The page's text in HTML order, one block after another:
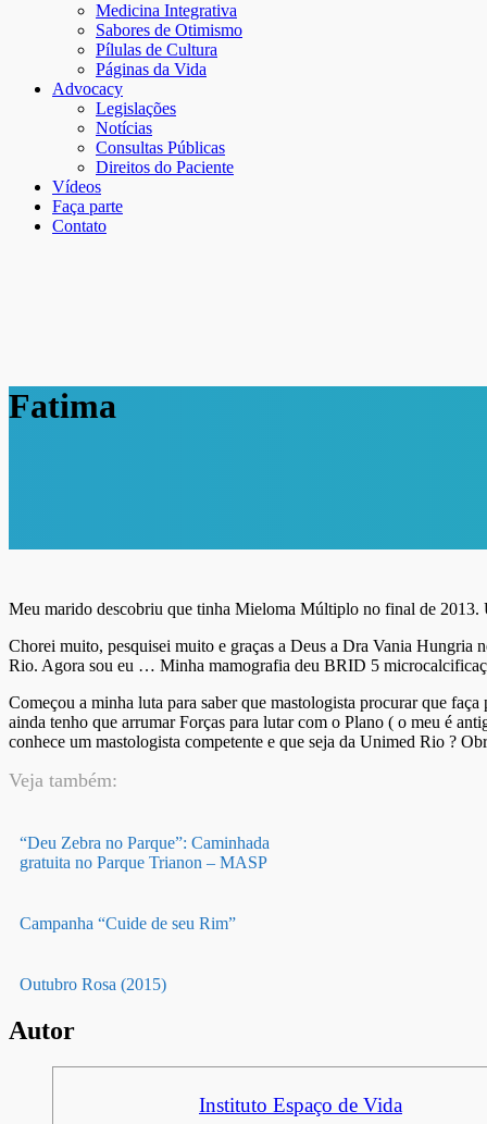
Medicina Integrativa
Sabores de Otimismo
Pílulas de Cultura
Páginas da Vida
Advocacy
Legislações
Notícias
Consultas Públicas
Direitos do Paciente
Vídeos
Faça parte
Contato
Fatima
Meu marido descobriu que tinha Mieloma Múltiplo no final de 2013.
Chorei muito, pesquisei muito e graças a Deus a Dra Vania Hungria
Rio. Agora sou eu … Minha mamografia deu BRID 5
Começou a minha luta para saber que mastologista procurar que
ainda tenho que arrumar Forças para lutar com o Plano ( o meu é
conhece um mastologista competente e que seja da Unimed Rio ?
Veja também:
“Deu Zebra no Parque”: Caminhada
gratuita no Parque Trianon – MASP
Campanha “Cuide de seu Rim”
Outubro Rosa (2015)
Autor
Instituto Espaço de Vida